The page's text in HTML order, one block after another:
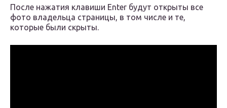
После нажатия клавиши Enter будут открыты все
фото владельца страницы, в том числе и те,
которые были скрыты.